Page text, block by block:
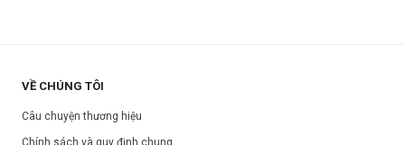
Stearic Acid, Glycyrrhiza Glabra (Licorice) Root Extract, Potassium
Fruit Extract, Butylene Glycol, Chlorphenesin, Melaleuca Alternifolia
(Tea Tree) Leaf Oil, Paeonia Suffruticosa Root Extract, Illicium Verum
VỀ CHÚNG TÔI
Câu chuyện thương hiệu
Chính sách và quy định chung